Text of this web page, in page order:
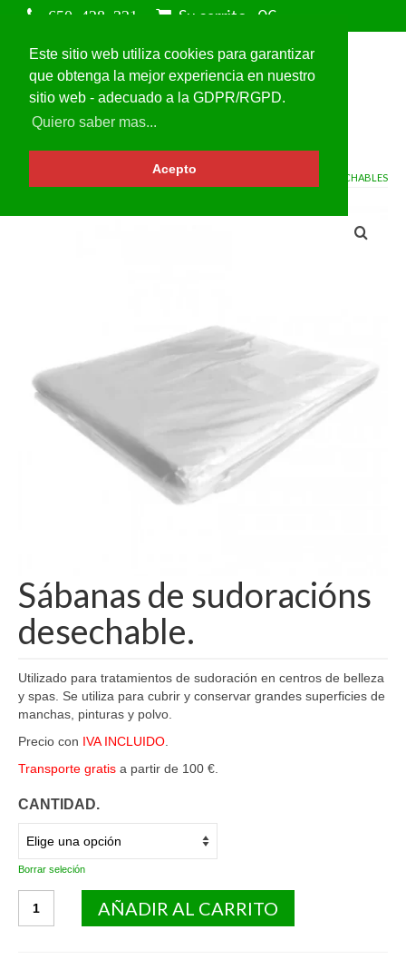
Este sitio web utiliza cookies para garantizar
que obtenga la mejor experiencia en nuestro
sitio web - adecuado a la GDPR/RGPD.
Quiero saber mas...
Acepto
Su carrito 0€
SÁBANAS DESECHABLES
Sábanas de sudoracións
desechable.
Utilizado para tratamientos de sudoración en centros de belleza
y spas. Se utiliza para cubrir y conservar grandes superficies de
manchas, pinturas y polvo.
Precio con IVA INCLUIDO
Transporte gratis a partir de 100 €.
CANTIDAD.
Borrar seleción
de
AÑADIR AL CARRITO